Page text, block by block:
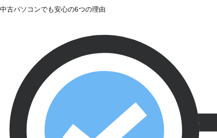
中古パソコンでも安心の6つの理由